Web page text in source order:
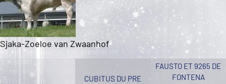
Sjaka-Zoeloe van Zwaanhof
CUBITUS DU PRE
FAUSTO ET 9265 DE
FONTENA